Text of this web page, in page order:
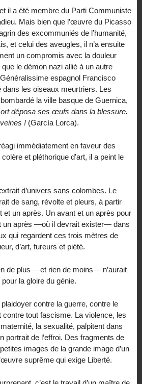
il a été membre du Parti Communiste
Mais bien que l’œuvre du Picasso
des excommuniés de l’humanité,
et celui des aveugles, il n’a ensuite
un compromis avec la douleur
le démon nazi allié à un autre
espagnol Francisco
les oiseaux meurtriers. Les
la ville basque de Guernica,
déposa ses œufs dans la blessure.
! (García Lorca).
immédiatement en faveur des
et pléthorique d’art, il a peint le
d’univers sans colombes. Le
de sang, révolte et pleurs, à partir
et un après. Un avant et un après pour
un après —où il devrait exister— dans
qui regardent ces trois mètres de
d’art, fureurs et piété.
de plus —et rien de moins— n’aurait
la gloire du génie.
contre la guerre, contre le
tout fascisme. La violence, les
la sexualité, palpitent dans
de l’effroi. Des fragments de
images de la grande image d’un
suprême qui exige Liberté.